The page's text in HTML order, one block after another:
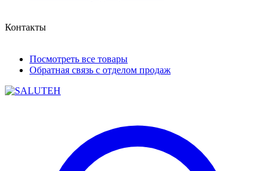
Контакты
Посмотреть все товары
Обратная связь с отделом продаж